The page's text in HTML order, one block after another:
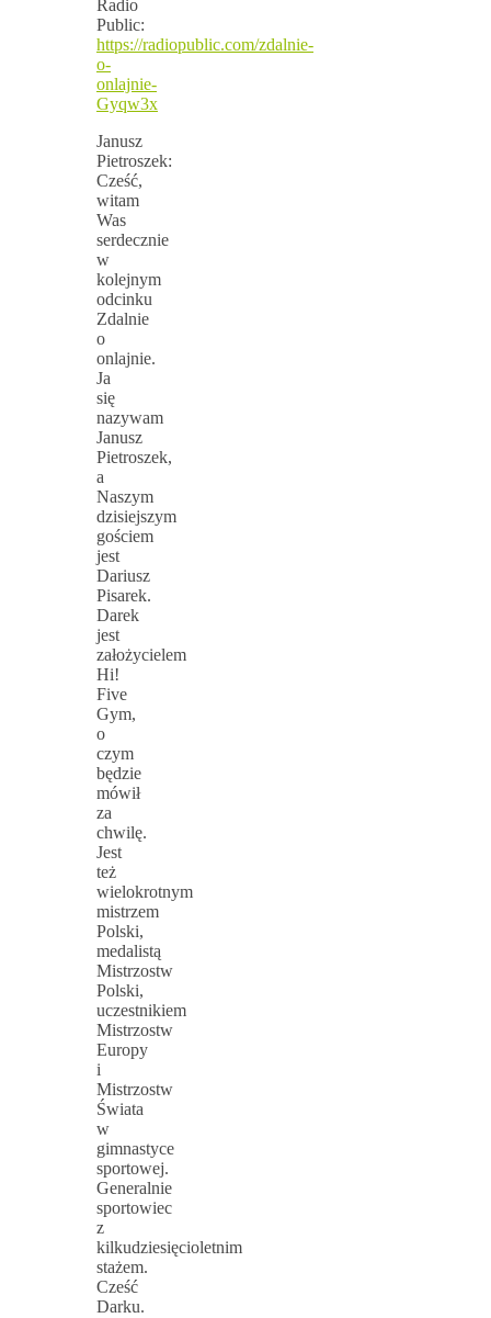
Radio
Public:
https://radiopublic.com/zdalnie-
o-
onlajnie-
Gyqw3x
Janusz
Pietroszek:
Cześć,
witam
Was
serdecznie
w
kolejnym
odcinku
Zdalnie
o
onlajnie.
Ja
się
nazywam
Janusz
Pietroszek,
a
Naszym
dzisiejszym
gościem
jest
Dariusz
Pisarek.
Darek
jest
założycielem
Hi!
Five
Gym,
o
czym
będzie
mówił
za
chwilę.
Jest
też
wielokrotnym
mistrzem
Polski,
medalistą
Mistrzostw
Polski,
uczestnikiem
Mistrzostw
Europy
i
Mistrzostw
Świata
w
gimnastyce
sportowej.
Generalnie
sportowiec
z
kilkudziesięcioletnim
stażem.
Cześć
Darku.